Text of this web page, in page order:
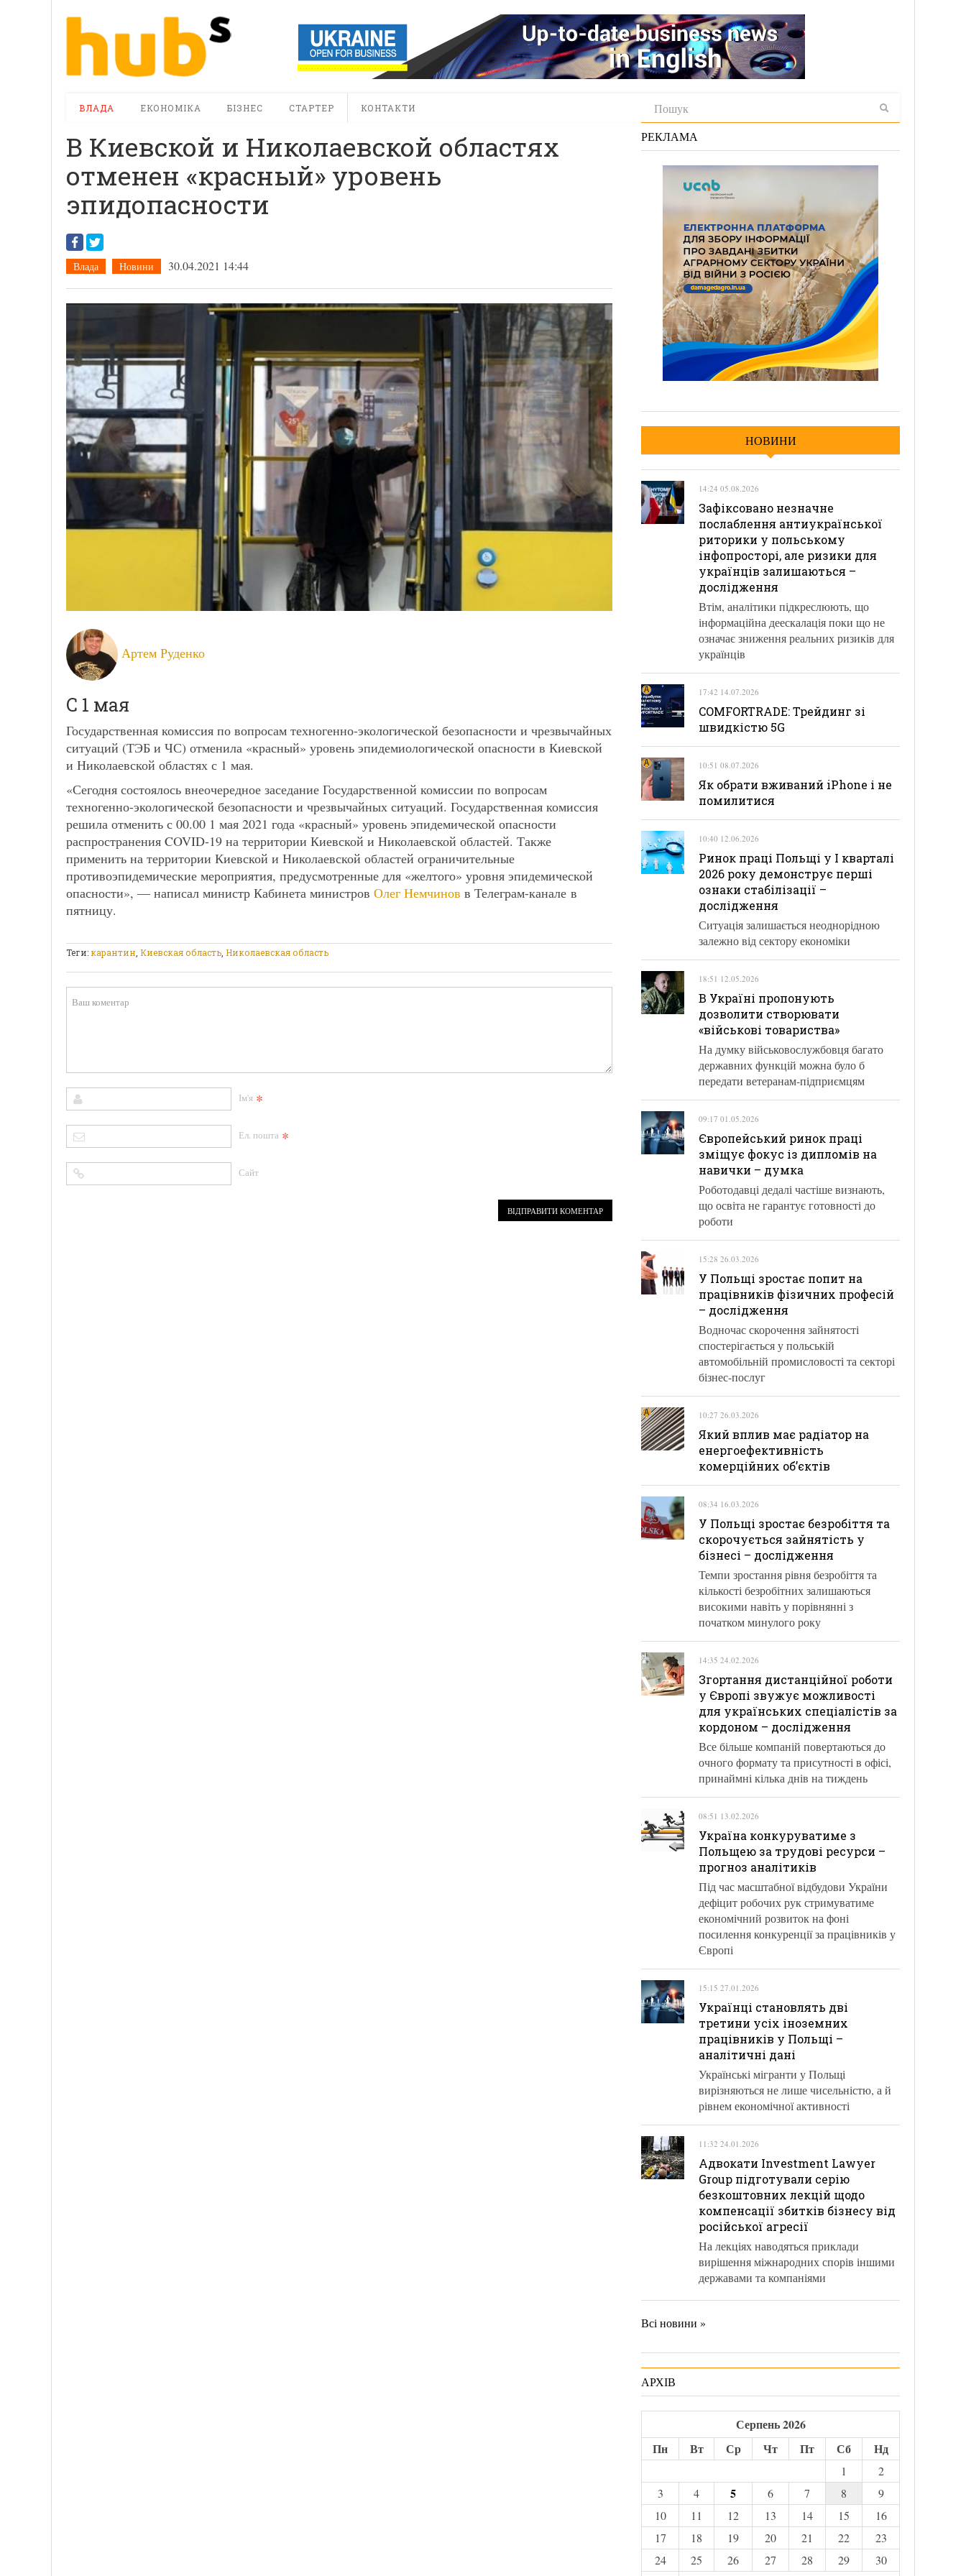
ВЛАДА ЕКОНОМІКА БІЗНЕС СТАРТЕР КОНТАКТИ
В Киевской и Николаевской областях
отменен «красный» уровень
эпидопасности
Влада Новини 30.04.2021 14:44
Артем Руденко
С 1 мая
Государственная комиссия по вопросам техногенно-экологической безопасности и чрезвычайных
ситуаций (ТЭБ и ЧС) отменила «красный» уровень эпидемиологической опасности в Киевской
и Николаевской областях с 1 мая.
«Сегодня состоялось внеочередное заседание Государственной комиссии по вопросам
техногенно-экологической безопасности и чрезвычайных ситуаций. Государственная комиссия
решила отменить с 00.00 1 мая 2021 года «красный» уровень эпидемической опасности
распространения COVID-19 на территории Киевской и Николаевской областей. Также
применить на территории Киевской и Николаевской областей ограничительные
противоэпидемические мероприятия, предусмотренные для «желтого» уровня эпидемической
опасности», — написал министр Кабинета министров Олег Немчинов в Телеграм-канале в
пятницу.
Теги:карантин Киевская область Николаевская область
Ім'я *
Ел. пошта *
Сайт
РЕКЛАМА
НОВИНИ
14:24 05.08.2026
Зафіксовано незначне
послаблення антиукраїнської
риторики у польському
інфопросторі, але ризики для
українців залишаються –
дослідження
Втім, аналітики підкреслюють, що
інформаційна деескалація поки що не
означає зниження реальних ризиків для
українців
17:42 14.07.2026
COMFORTRADE: Трейдинг зі
швидкістю 5G
10:51 08.07.2026
Як обрати вживаний iPhone і не
помилитися
10:40 12.06.2026
Ринок праці Польщі у І кварталі
2026 року демонструє перші
ознаки стабілізації –
дослідження
Ситуація залишається неоднорідною
залежно від сектору економіки
18:51 12.05.2026
В Україні пропонують
дозволити створювати
«військові товариства»
На думку військовослужбовця багато
державних функцій можна було б
передати ветеранам-підприємцям
09:17 01.05.2026
Європейський ринок праці
зміщує фокус із дипломів на
навички – думка
Роботодавці дедалі частіше визнають,
що освіта не гарантує готовності до
роботи
15:28 26.03.2026
У Польщі зростає попит на
працівників фізичних професій
– дослідження
Водночас скорочення зайнятості
спостерігається у польській
автомобільній промисловості та секторі
бізнес-послуг
10:27 26.03.2026
Який вплив має радіатор на
енергоефективність
комерційних об’єктів
08:34 16.03.2026
У Польщі зростає безробіття та
скорочується зайнятість у
бізнесі – дослідження
Темпи зростання рівня безробіття та
кількості безробітних залишаються
високими навіть у порівнянні з
початком минулого року
14:35 24.02.2026
Згортання дистанційної роботи
у Європі звужує можливості
для українських спеціалістів за
кордоном – дослідження
Все більше компаній повертаються до
очного формату та присутності в офісі,
принаймні кілька днів на тиждень
08:51 13.02.2026
Україна конкуруватиме з
Польщею за трудові ресурси –
прогноз аналітиків
Під час масштабної відбудови України
дефіцит робочих рук стримуватиме
економічний розвиток на фоні
посилення конкуренції за працівників у
Європі
15:15 27.01.2026
Українці становлять дві
третини усіх іноземних
працівників у Польщі –
аналітичні дані
Українські мігранти у Польщі
вирізняються не лише чисельністю, а й
рівнем економічної активності
11:32 24.01.2026
Адвокати Investment Lawyer
Group підготували серію
безкоштовних лекцій щодо
компенсації збитків бізнесу від
російської агресії
На лекціях наводяться приклади
вирішення міжнародних спорів іншими
державами та компаніями
Всі новини »
АРХІВ
Серпень 2026
Пн
Вт Ср Чт Пт Сб Нд
1
2
3
4 5 6 7 8
9
10
11 12 13 14 15
16
17
18 19 20 21 22
23
24
25 26 27 28 29
30